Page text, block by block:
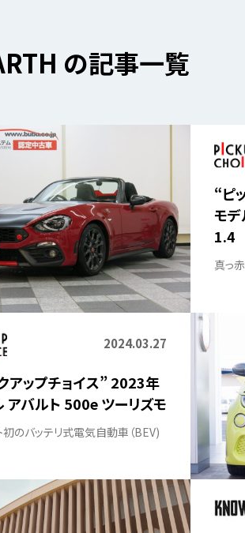
の記事一覧
“ピ
モ
1.4
真っ
2024.03.27
アップチョイス” 2023年
アバルト 500e ツーリズモ
初のバッテリ式電気自動車（BEV)